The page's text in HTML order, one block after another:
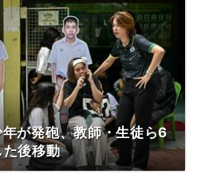
が発砲、教師・生徒ら6
た後移動